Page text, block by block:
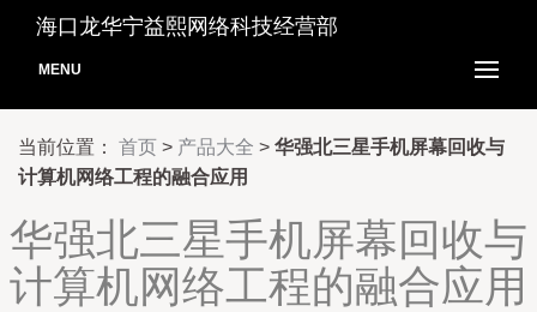
海口龙华宁益熙网络科技经营部
MENU
当前位置： 首页 > 产品大全 > 华强北三星手机屏幕回收与
计算机网络工程的融合应用
华强北三星手机屏幕回收与
计算机网络工程的融合应用